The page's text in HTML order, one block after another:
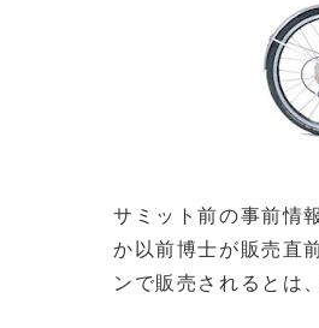
サミット前の事前情
か以前博士が販売直
ンで販売されるとは